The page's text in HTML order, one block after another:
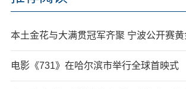
本土金花与大满贯冠军齐聚 宁波公开赛
电影《731》在哈尔滨市举行全球首映式